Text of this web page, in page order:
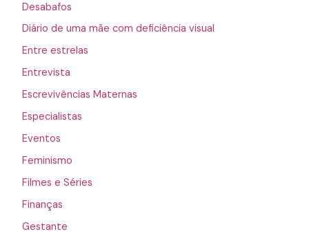
Desabafos
Diário de uma mãe com deficiência visual
Entre estrelas
Entrevista
Escrevivências Maternas
Especialistas
Eventos
Feminismo
Filmes e Séries
Finanças
Gestante